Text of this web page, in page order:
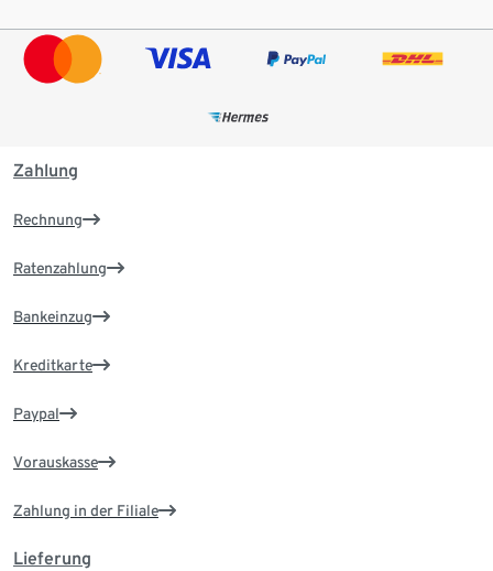
Zahlung
Rechnung
Ratenzahlung
Bankeinzug
Kreditkarte
Paypal
Vorauskasse
Zahlung in der Filiale
Lieferung